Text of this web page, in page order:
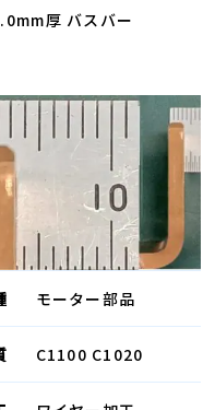
厚 バスバー
モーター部品
C1100 C1020